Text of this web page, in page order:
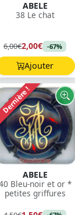
ABELE
38 Le chat
6,00€2,00€ -67%
Ajouter
Dernière !
ABELE
Bleu-noir et or *
petites griffures